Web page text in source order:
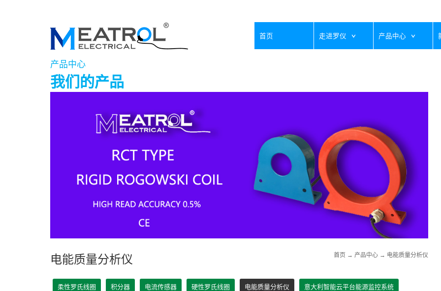
首页 走进罗仪 产品中心
产品中心
我们的产品
电能质量分析仪 首页 → 产品中心 → 电能质量分析仪
柔性罗氏线圈 积分器 电流传感器 硬性罗氏线圈 电能质量分析仪 意大利智能云平台能源监控系统